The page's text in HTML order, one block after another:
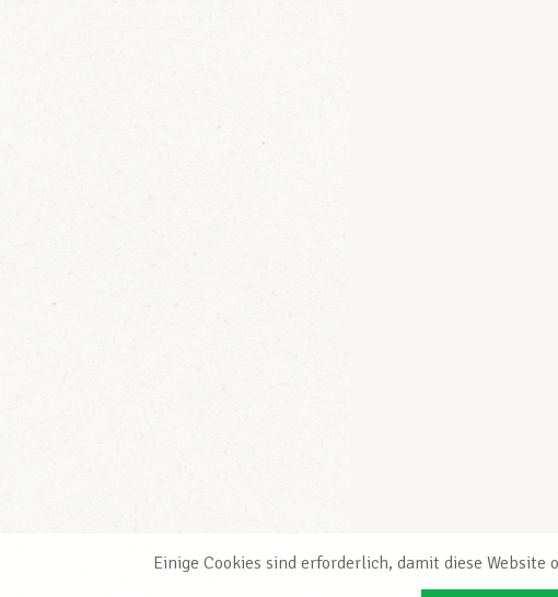
Einige Cookies sind erforderlich, damit diese